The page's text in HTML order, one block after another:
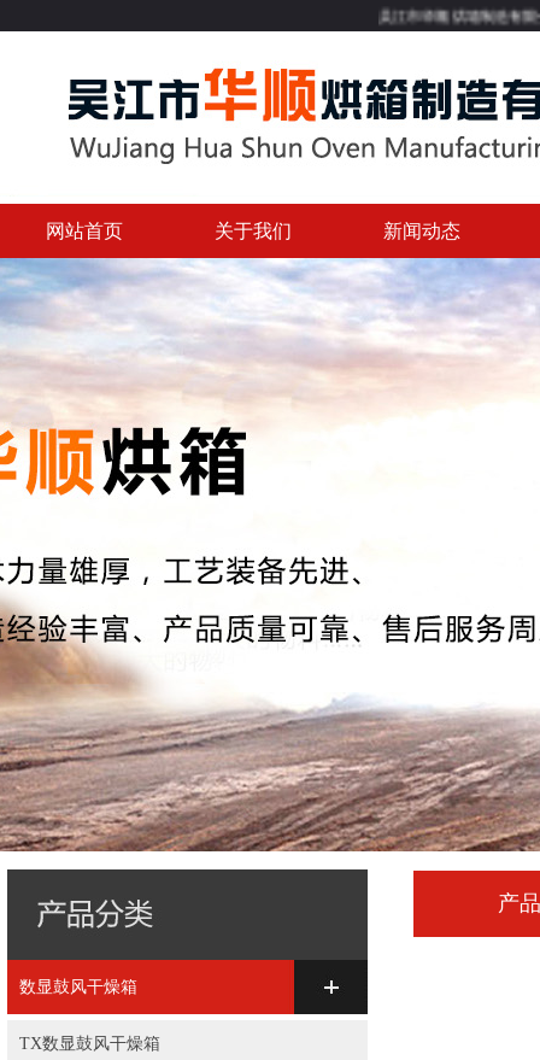
吴江市华顺烘箱制造有限公司
网站首页 关于我们 新闻动态
数显鼓风干燥箱
TX数显鼓风干燥箱
产